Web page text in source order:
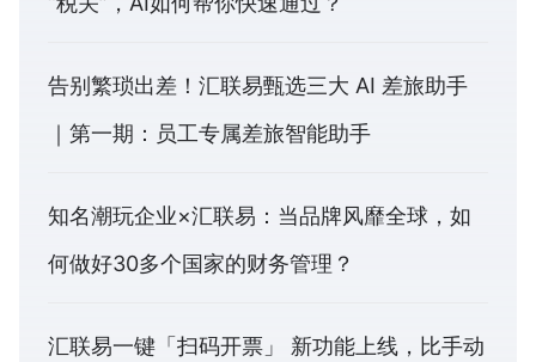
告别繁琐出差！汇联易甄选三大 AI 差旅助手
｜第一期：员工专属差旅智能助手
知名潮玩企业×汇联易：当品牌风靡全球，如
何做好30多个国家的财务管理？
汇联易一键「扫码开票」 新功能上线，比手动